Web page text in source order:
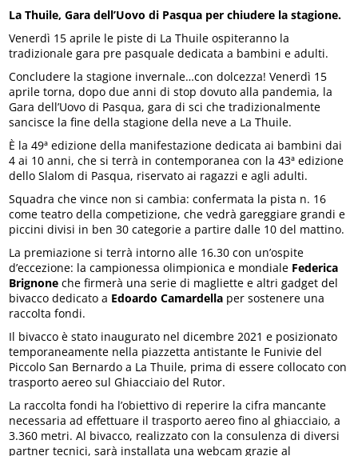
La Thuile, Gara dell’Uovo di Pasqua per chiudere la stagione.
Venerdì 15 aprile le piste di La Thuile ospiteranno la
tradizionale gara pre pasquale dedicata a bambini e adulti.
Concludere la stagione invernale…con dolcezza! Venerdì 15
aprile torna, dopo due anni di stop dovuto alla pandemia, la
Gara dell’Uovo di Pasqua, gara di sci che tradizionalmente
sancisce la fine della stagione della neve a La Thuile.
È la 49ª edizione della manifestazione dedicata ai bambini dai
4 ai 10 anni, che si terrà in contemporanea con la 43ª edizione
dello Slalom di Pasqua, riservato ai ragazzi e agli adulti.
Squadra che vince non si cambia: confermata la pista n. 16
come teatro della competizione, che vedrà gareggiare grandi e
piccini divisi in ben 30 categorie a partire dalle 10 del mattino.
La premiazione si terrà intorno alle 16.30 con un’ospite
d’eccezione: la campionessa olimpionica e mondiale Federica
Brignone che firmerà una serie di magliette e altri gadget del
bivacco dedicato a Edoardo Camardella per sostenere una
raccolta fondi.
Il bivacco è stato inaugurato nel dicembre 2021 e posizionato
temporaneamente nella piazzetta antistante le Funivie del
Piccolo San Bernardo a La Thuile, prima di essere collocato con
trasporto aereo sul Ghiacciaio del Rutor.
La raccolta fondi ha l’obiettivo di reperire la cifra mancante
necessaria ad effettuare il trasporto aereo fino al ghiacciaio, a
3.360 metri. Al bivacco, realizzato con la consulenza di diversi
partner tecnici, sarà installata una webcam grazie al